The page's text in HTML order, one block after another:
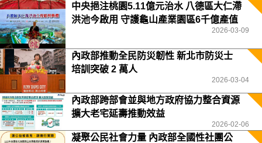
中央挹注桃園5.11億元治水 八德區大仁滯
洪池今啟用 守護龜山產業園區6千億產值
2026-03-09
內政部推動全民防災韌性 新北市防災士
培訓突破 2 萬人
2026-03-04
內政部跨部會並與地方政府協力整合資源
擴大老宅延壽推動效益
2026-02-06
凝聚公民社會力量 內政部全國性社團公